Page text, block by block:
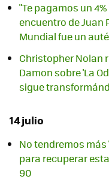
"Te pagamos un
encuentro de Juan
Mundial fue un
Christopher Nolan
Damon sobre 'La
sigue
14 julio
No tendremos
para recuperar
90